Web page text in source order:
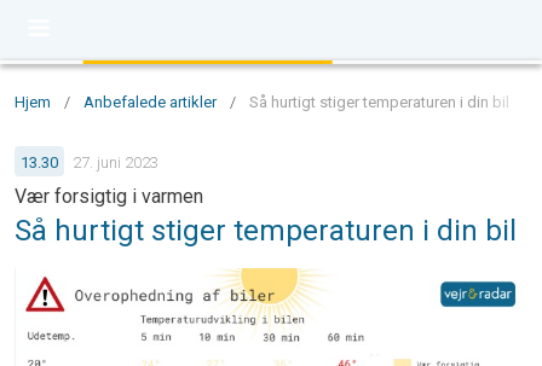
Hjem / Anbefalede artikler / Så hurtigt stiger temperaturen i din bil
13.30 27. juni 2023
Vær forsigtig i varmen
Så hurtigt stiger temperaturen i din bil